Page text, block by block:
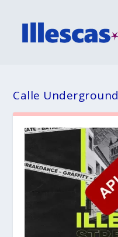
Calle Underground